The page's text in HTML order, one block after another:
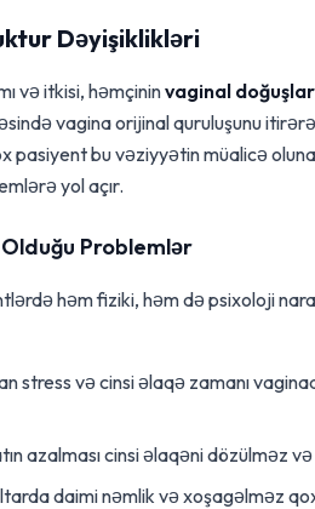
Dəyişiklikləri
və itkisi, həmçininvaginal doğuşlar
vagina orijinal quruluşunu
pasiyent bu vəziyyətin müalicə
yol açır.
Problemlər
həm fiziki, həm də psixoloji
stress və cinsi əlaqə zamanı
azalması cinsi əlaqəni dözülməz
daimi nəmlik və xoşagəlməz